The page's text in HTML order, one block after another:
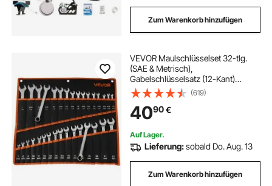
Zum Warenkorb hinzufügen
VEVOR Maulschlüsselset 32-tlg.
(SAE & Metrisch),
Gabelschlüsselsatz (12-Kant)
Schraubenschlüsselset mit
Rolltasche, Ringmaulschlüsselset
aus Kohlenstoffstahl, für Allgemeine
Kfz-Reparaturen
(619)
4090€
Auf Lager.
Lieferung:sobald Do. Aug. 13
Zum Warenkorb hinzufügen